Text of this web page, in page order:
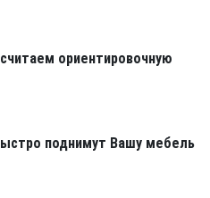
ориентировочную
поднимут Вашу мебель